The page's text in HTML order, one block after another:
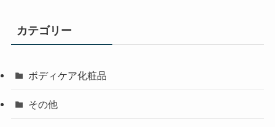
カテゴリー
ボディケア化粧品
その他